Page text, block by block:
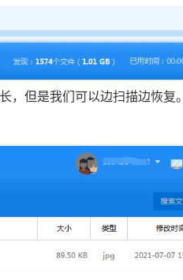
，但是我们可以边扫描边恢复。